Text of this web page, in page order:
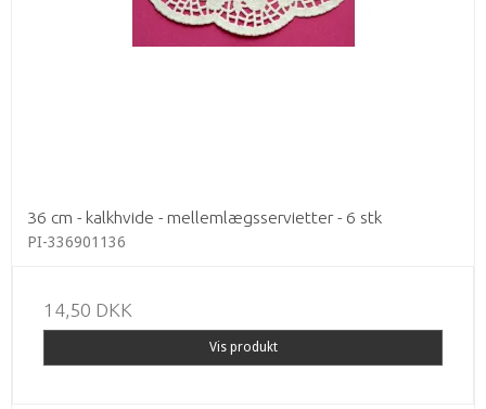
36 cm - kalkhvide - mellemlægsservietter - 6 stk
PI-336901136
14,50 DKK
Vis produkt